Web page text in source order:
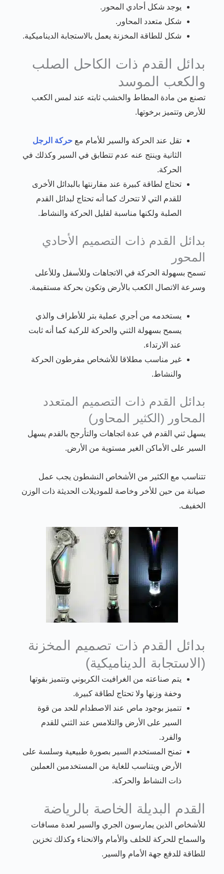
يوجد شكل أحادي المحور.
شكل متعدد المحاور.
شكل للطاقة المخزنة يعمل بالاستجابة الديناميكية.
بدائل القدم ذات الكاحل الصلب
والكعب الموسد
تصنع من مادة المطاط والخشب ثابته عند لمس الكعب
للأرض وتتميز برخوتها.
تقل عند الحركة والسير للأمام مع حركة الرجل
الثانية وينتج عنه عدم تتطابق في السير وكذلك في
الحركة.
تحتاج لطاقة كبيرة عند مقارنتها بالبدائل الأخرى
للقدم التي لا تتحرك كما أنه تحتاج لبدائل القدم
الصلبة ولكنها مناسبة لقليل الحركة والنشاط.
بدائل القدم ذات التصميم الأحادي
المحور
تسمح بسهولة الحركة في الاتجاهات وللأسفل وللأعلى
وسرعة الاتصال الكعب بالأرض وتكون بحركة مستقيمة.
يستخدمه من أجري عملية بتر للأطراف والذي
يسمح بسهولة الثني والحركة للركبة كما أنه ثابت
عند الارتداء.
غير مناسب مطلاقا للأشخاص مفرطون الحركة
والنشاط.
بدائل القدم ذات التصميم المتعدد
المحاور (الكثير المحاور)
يسهل ثني القدم في عدة اتجاهات والتأرجح بالقدم يسهل
السير على الأماكن الغير مستوية من الأرض.
تتناسب مع الكثير من الأشخاص النشطون يجب عمل
صيانة من حين للأخر وخاصة للموديلات الحديثة ذات الوزن
الخفيف.
بدائل القدم ذات تصميم المخزنة
(الاستجابة الديناميكية)
يتم صناعته من الغرافيت الكربوني وتتميز بقوتها
وخفة وزنها ولا تحتاج لطاقة كبيرة.
تتميز بوجود ماص عند الاصطدام للحد من قوة
السير على الأرض والتلامس عند الثني للقدم
والفرد.
تمنح المستخدم السير بصورة طبيعية وسلسة على
الأرض ويتناسب للغاية من المستخدمين العملين
ذات النشاط والحركة.
القدم البديلة الخاصة بالرياضة
للأشخاص الذين يمارسون الجري والسير لعدة مسافات
والسماح للحركة للخلف والأمام والانحناء وكذلك تخزين
للطاقة للدفع جهة الأمام والسير.